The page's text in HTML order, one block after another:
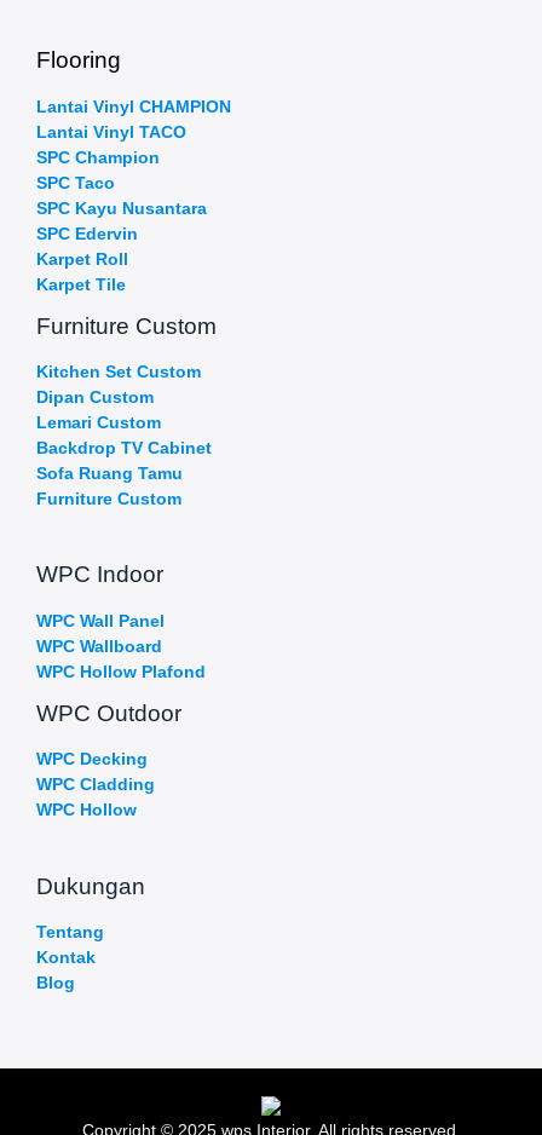
Flooring
Lantai Vinyl CHAMPION
Lantai Vinyl TACO
SPC Champion
SPC Taco
SPC Kayu Nusantara
SPC Edervin
Karpet Roll
Karpet Tile
Furniture Custom
Kitchen Set Custom
Dipan Custom
Lemari Custom
Backdrop TV Cabinet
Sofa Ruang Tamu
Furniture Custom
WPC Indoor
WPC Wall Panel
WPC Wallboard
WPC Hollow Plafond
WPC Outdoor
WPC Decking
WPC Cladding
WPC Hollow
Dukungan
Tentang
Kontak
Blog
Copyright © 2025 wps Interior. All rights reserved.